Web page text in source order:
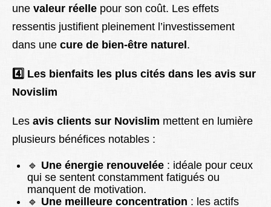
une valeur réelle pour son coût. Les effets
ressentis justifient pleinement l’investissement
dans une cure de bien-être naturel .
4️ Les bienfaits les plus cités dans les avis sur
Novislim
Les avis clients sur Novislim mettent en lumière
plusieurs bénéfices notables :
🔹 Une énergie renouvelée : idéale pour ceux
qui se sentent constamment fatigués ou
manquent de motivation.
🔹 Une meilleure concentration : les actifs